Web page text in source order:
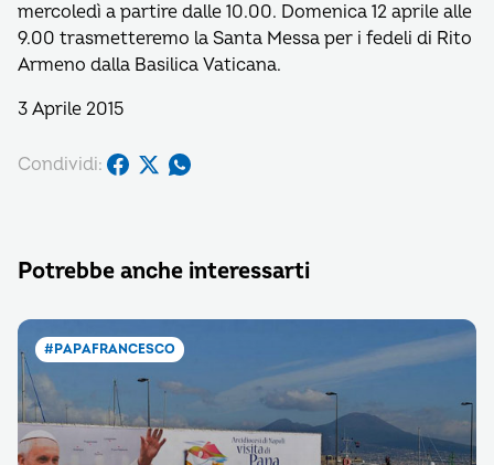
mercoledì a partire dalle 10.00. Domenica 12 aprile alle
9.00 trasmetteremo la Santa Messa per i fedeli di Rito
Armeno dalla Basilica Vaticana.
3 Aprile 2015
Condividi:
Potrebbe anche interessarti
#PAPAFRANCESCO